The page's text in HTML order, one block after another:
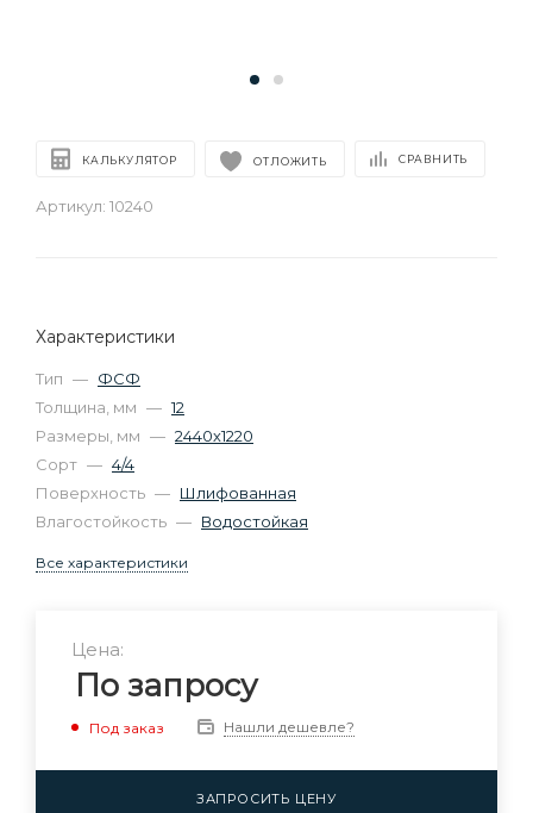
КАЛЬКУЛЯТОР ОТЛОЖИТЬ СРАВНИТЬ
Артикул: 10240
Характеристики
Тип — ФСФ
Толщина, мм — 12
Размеры, мм — 2440х1220
Сорт — 4/4
Поверхность — Шлифованная
Влагостойкость — Водостойкая
Все характеристики
Цена:
По запросу
Под заказ Нашли дешевле?
ЗАПРОСИТЬ ЦЕНУ